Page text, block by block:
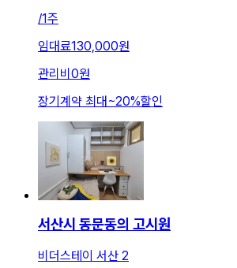
/1주
임대료130,000원
관리비 0원
장기계약 최대 ~20%할인
서산시 동문동의 고시원
비더스테이 서산 2